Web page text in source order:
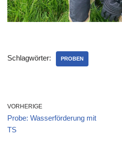
Schlagwörter: PROBEN
VORHERIGE
Probe: Wasserförderung mit
TS